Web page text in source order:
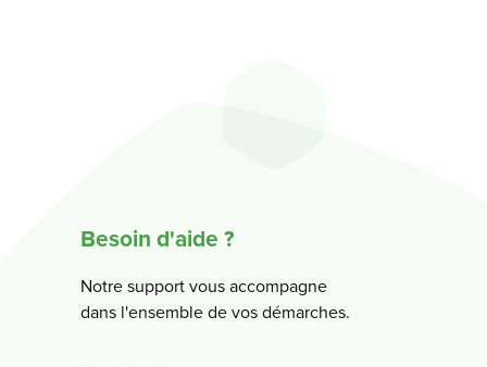
Besoin d'aide ?
Notre support vous accompagne
dans l'ensemble de vos démarches.